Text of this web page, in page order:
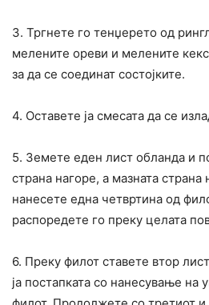
3. Тргнете го тенџерето од
мелените ореви и мелените
за да се соединат состојките.
4. Оставете ја смесата да се
5. Земете еден лист обланда и
страна нагоре, а мазната страна
нанесете една четвртина од
распоредете го преку целата
6. Преку филот ставете втор
ја постапката со нанесување на